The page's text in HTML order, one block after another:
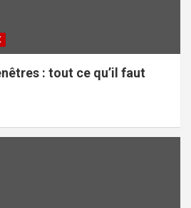
: tout ce qu’il faut